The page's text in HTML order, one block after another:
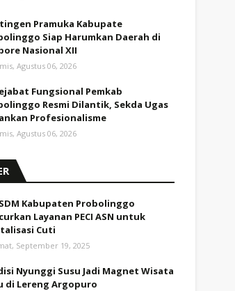
Pramuka Kabupate
Siap Harumkan Daerah di
Nasional XII
Agustus 06, 2026
Fungsional Pemkab
Resmi Dilantik, Sekda Ugas
Profesionalisme
Agustus 06, 2026
Kabupaten Probolinggo
Layanan PECI ASN untuk
Cuti
September 19, 2025
Nyunggi Susu Jadi Magnet Wisata
di Lereng Argopuro